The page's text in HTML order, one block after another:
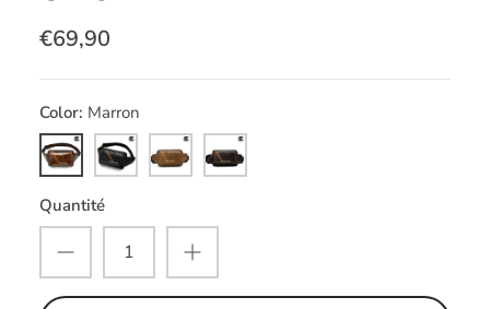
€69,90
Color Marron
Marron
Noir Café
Marron
foncé
Quantité